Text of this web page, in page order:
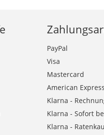
PayPal
Visa
Mastercard
American Express
Klarna -
Klarna - Sofort
Klarna -